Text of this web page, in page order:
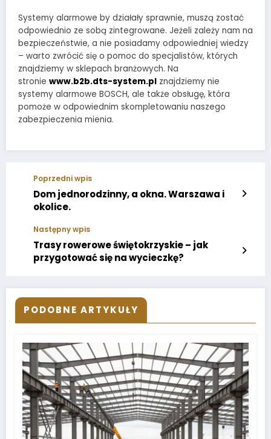
Systemy alarmowe by działały sprawnie, muszą zostać
odpowiednio ze sobą zintegrowane. Jeżeli zależy nam na
bezpieczeństwie, a nie posiadamy odpowiedniej wiedzy
– warto zwrócić się o pomoc do specjalistów, których
znajdziemy w sklepach branżowych. Na
stronie www.b2b.dts-system.pl znajdziemy nie
systemy alarmowe BOSCH, ale także obsługę, która
pomoże w odpowiednim skompletowaniu naszego
zabezpieczenia mienia.
Poprzedni wpis
Dom jednorodzinny, a okna. Warszawa i
okolice.
Następny wpis
Trasy rowerowe świętokrzyskie – jak
przygotować się na wycieczkę?
PODOBNE ARTYKUŁY